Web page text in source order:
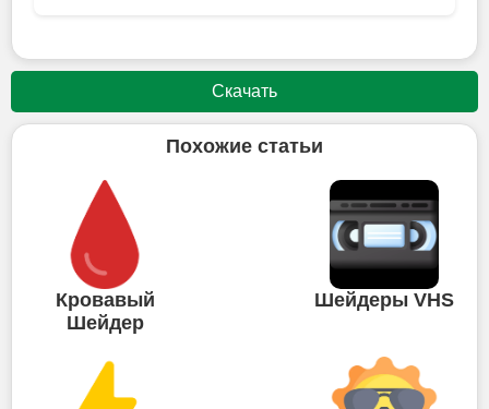
Скачать
Похожие статьи
Кровавый
Шейдер
Шейдеры VHS